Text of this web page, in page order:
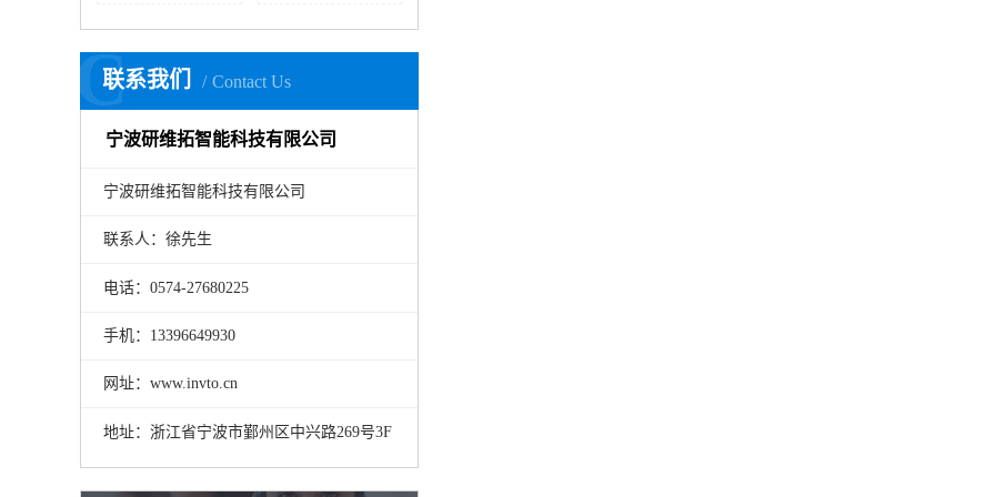
联系我们 Contact Us
C
宁波研维拓智能科技有限公司
宁波研维拓智能科技有限公司
联系人：徐先生
电话：0574-27680225
手机：13396649930
网址：www.invto.cn
地址：浙江省宁波市鄞州区中兴路269号3F